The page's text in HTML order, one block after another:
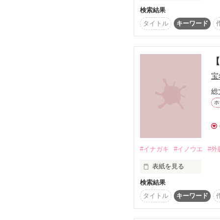
細胞分裂
検索結果
タイトル
キーワード
総
#イナガキ #イノウエ #外
表紙を見る
イノウエ内臓販売所
イノウエは犬神に非ず
検索結果
タイトル
キーワード